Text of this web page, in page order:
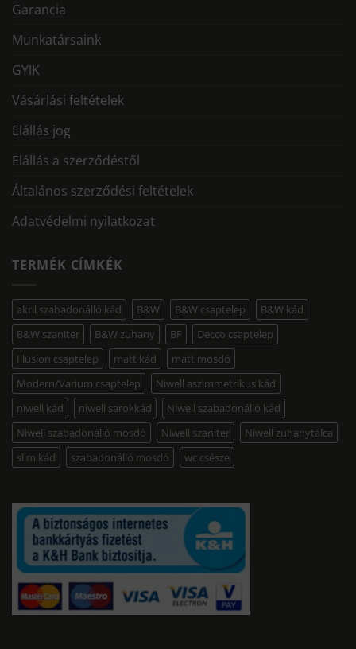
Garancia
Munkatársaink
GYIK
Vásárlási feltételek
Elállás jog
Elállás a szerződéstől
Általános szerződési feltételek
Adatvédelmi nyilatkozat
TERMÉK CÍMKÉK
akril szabadonálló kád B&W B&W csaptelep
B&W kád
B&W szaniter
B&W zuhany BF
Decco csaptelep
Illusion csaptelep
matt kád
matt mosdó
Modern/Varium csaptelep
Niwell aszimmetrikus kád
niwell kád
niwell sarokkád
Niwell szabadonálló kád
Niwell szabadonálló mosdó
Niwell szaniter
Niwell zuhanytálca
slim kád
szabadonálló mosdó wc csésze